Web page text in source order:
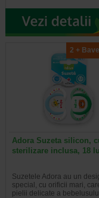
2 +
Adora Suzeta silicon,
sterilizare inclusa, 18
Suzetele Adora au un
special, cu orificii mari,
pielii delicate a